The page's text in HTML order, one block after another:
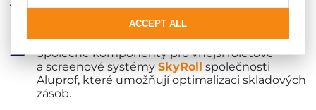
a screenovou látkou.
Společné komponenty pro vnější roletové
a screenové systémy SkyRoll společnosti
Aluprof, které umožňují optimalizaci skladových
zásob.
ACCEPT ALL